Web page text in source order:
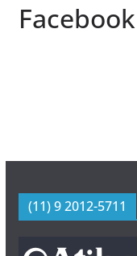
Facebook
(11) 9 2012-5711